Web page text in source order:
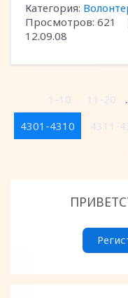
Категория:
Просмотров: 621
12.09.08
1-10 11-20
4301-4310
4311-